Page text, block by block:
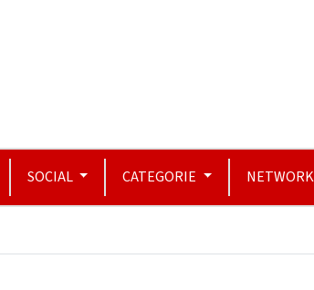
SOCIAL CATEGORIE NETWORK